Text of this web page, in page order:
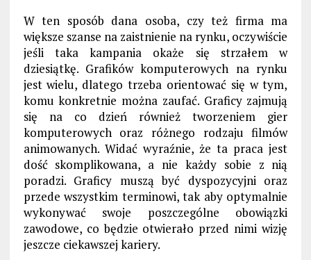
W ten sposób dana osoba, czy też firma ma
większe szanse na zaistnienie na rynku, oczywiście
jeśli taka kampania okaże się strzałem w
dziesiątkę. Grafików komputerowych na rynku
jest wielu, dlatego trzeba orientować się w tym,
komu konkretnie można zaufać. Graficy zajmują
się na co dzień również tworzeniem gier
komputerowych oraz różnego rodzaju filmów
animowanych. Widać wyraźnie, że ta praca jest
dość skomplikowana, a nie każdy sobie z nią
poradzi. Graficy muszą być dyspozycyjni oraz
przede wszystkim terminowi, tak aby optymalnie
wykonywać swoje poszczególne obowiązki
zawodowe, co będzie otwierało przed nimi wizję
jeszcze ciekawszej kariery.